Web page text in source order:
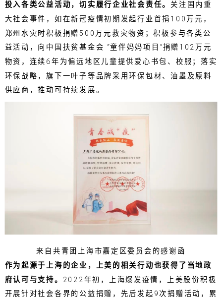
投入各类公益活动，切实履行企业社会责任。 关注国内重
大社会事件，如在新冠疫情初期发起行业首捐100万元，
郑州水灾时积极捐赠500万元救灾物资；积极参与各类公
益活动，向中国扶贫基金会 “童伴妈妈项目”捐赠102万元
物资，连续6年为偏远地区儿童提供爱心书包、校服；落实
环保战略，旗下一叶子等品牌采用环保包材、油墨及原料
供应商，推动可持续发展。
来自共青团上海市嘉定区委员会的感谢函
作为起源于上海的企业，上美的相关行动也获得了当地政
府认可与支持。 2022年初，上海爆发疫情，上美股份积极
开展针对社会各界的公益捐赠，先后发起9次捐赠活动，累